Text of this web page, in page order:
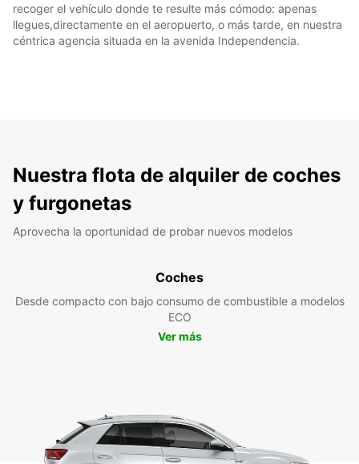
recoger el vehículo donde te resulte más cómodo: apenas
llegues,directamente en el aeropuerto, o más tarde, en nuestra
céntrica agencia situada en la avenida Independencia.
Nuestra flota de alquiler de coches
y furgonetas
Aprovecha la oportunidad de probar nuevos modelos
Coches
Desde compacto con bajo consumo de combustible a modelos
ECO
Ver más